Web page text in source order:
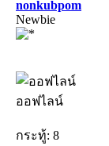
nonkubpom
Newbie
ออฟไลน์
กระทู้: 8